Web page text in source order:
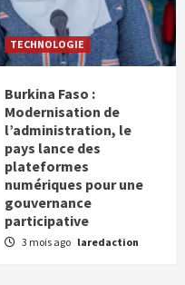
TECHNOLOGIE
Burkina Faso :
Modernisation de
l’administration, le
pays lance des
plateformes
numériques pour une
gouvernance
participative
3 mois ago laredaction